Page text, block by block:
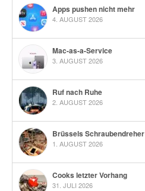
Apps pushen nicht mehr
4. AUGUST 2026
Mac-as-a-Service
3. AUGUST 2026
Ruf nach Ruhe
2. AUGUST 2026
Brüssels Schraubendreher
1. AUGUST 2026
Cooks letzter Vorhang
31. JULI 2026